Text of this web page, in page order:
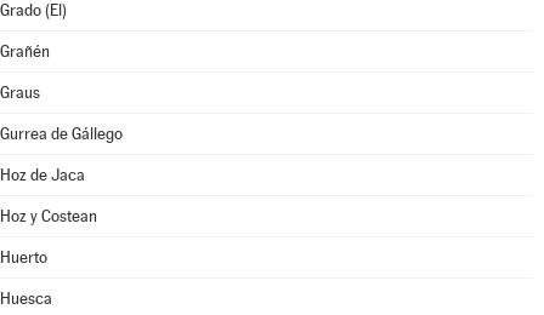
Grado (El)
Grañén
Graus
Gurrea de Gállego
Hoz de Jaca
Hoz y Costean
Huerto
Huesca